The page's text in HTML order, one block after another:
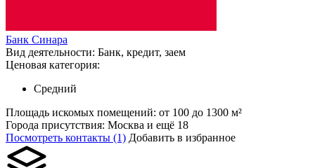
Банк Синара
Вид деятельности: Банк, кредит, заем
Ценовая категория:
Средний
Площадь искомых помещений: от 100 до 1300 м²
Города присутствия: Москва и ещё 18
Посмотреть контакты (1) Добавить в избранное